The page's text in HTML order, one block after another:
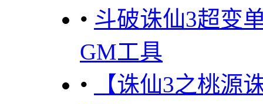
• 斗破诛仙3超变
GM工具
•
【诛仙3之桃源